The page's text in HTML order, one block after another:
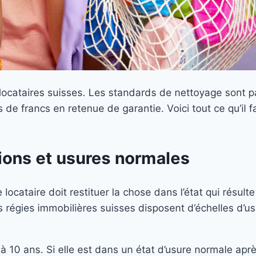
suisses. Les standards de nettoyage sont
francs en retenue de garantie. Voici tout ce qu’il
et usures normales
doit restituer la chose dans l’état qui
immobilières suisses disposent d’échelles
ans. Si elle est dans un état d’usure normale